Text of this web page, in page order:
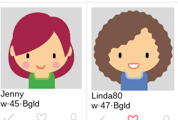
Jenny
w·45·Bgld
Linda80
w·47·Bgld